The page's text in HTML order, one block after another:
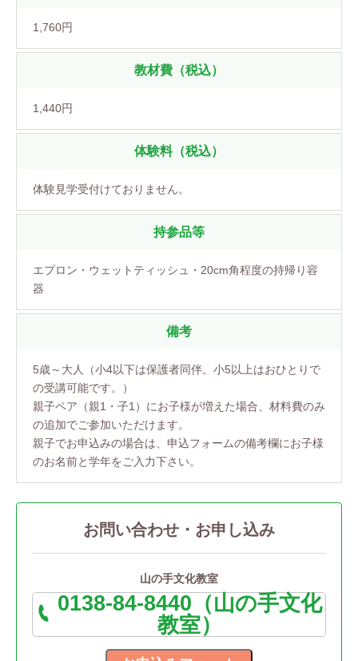
1,760円
教材費（税込）
1,440円
体験料（税込）
体験見学受付けておりません。
持参品等
エプロン・ウェットティッシュ・20cm角程度の持帰り容
器
備考
5歳～大人（小4以下は保護者同伴。小5以上はおひとりで
の受講可能です。）
親子ペア（親1・子1）にお子様が増えた場合、材料費のみ
の追加でご参加いただけます。
親子でお申込みの場合は、申込フォームの備考欄にお子様
のお名前と学年をご入力下さい。
お問い合わせ・お申し込み
山の手文化教室
0138-84-8440（山の手文化
教室）